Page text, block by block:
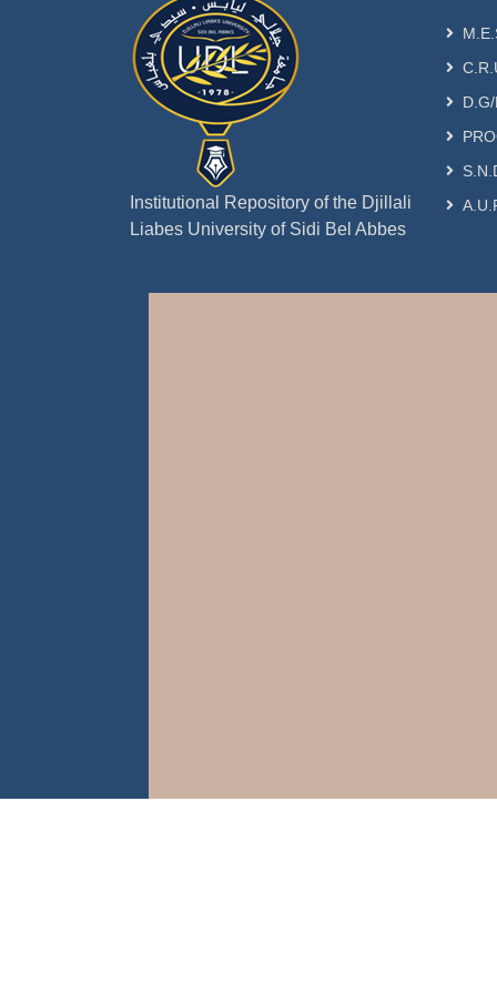
Institutional Repository of the Djillali
Liabes University of Sidi Bel Abbes